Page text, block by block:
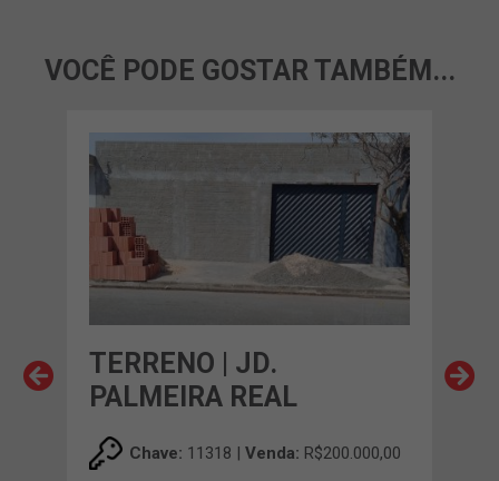
VOCÊ PODE GOSTAR TAMBÉM...
TERRENO | JD.
PALMEIRA REAL
Chave: 11318 | Venda: R$200.000,00